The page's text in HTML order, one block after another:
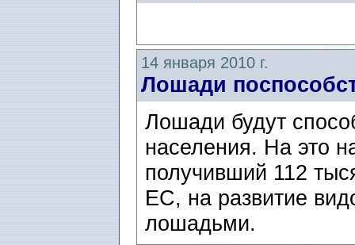
14 января 2010 г.
Лошади
Лошади будут
населения. На это
получивший 112
ЕС, на развитие
лошадьми.